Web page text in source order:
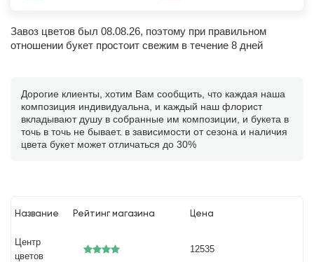
Завоз цветов был 08.08.26, поэтому при правильном
отношении букет простоит свежим в течение 8 дней
Дорогие клиенты, хотим Вам сообщить, что каждая наша
композиция индивидуальна, и каждый наш флорист
вкладывают душу в собранные им композиции, и букета в
точь в точь не бывает. в зависимости от сезона и наличия
цвета букет может отличаться до 30%
Название Рейтинг магазина Цена
Центр
цветов
12535